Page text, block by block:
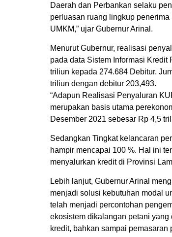
Daerah dan Perbankan selaku
perluasan ruang lingkup
UMKM,” ujar Gubernur Arinal.
Menurut Gubernur, realisasi
pada data Sistem Informasi
triliun kepada 274.684 Debitur.
triliun dengan debitur 203,493.
“Adapun Realisasi Penyaluran
merupakan basis utama
Desember 2021 sebesar Rp 4,5
Sedangkan Tingkat kelancaran
hampir mencapai 100 %. Hal ini
menyalurkan kredit di Provinsi
Lebih lanjut, Gubernur Arinal
menjadi solusi kebutuhan modal
telah menjadi percontohan
ekosistem dikalangan petani
kredit, bahkan sampai pemasaran